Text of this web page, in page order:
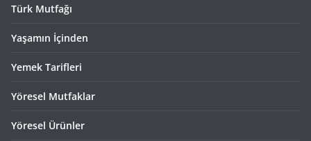
Türk Mutfağı
Yaşamın İçinden
Yemek Tarifleri
Yöresel Mutfaklar
Yöresel Ürünler